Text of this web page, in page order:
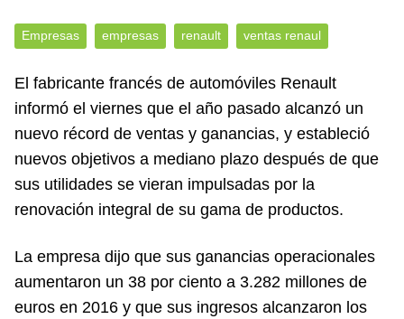
Empresas empresas renault ventas renaul
El fabricante francés de automóviles Renault
informó el viernes que el año pasado alcanzó un
nuevo récord de ventas y ganancias, y estableció
nuevos objetivos a mediano plazo después de que
sus utilidades se vieran impulsadas por la
renovación integral de su gama de productos.
La empresa dijo que sus ganancias operacionales
aumentaron un 38 por ciento a 3.282 millones de
euros en 2016 y que sus ingresos alcanzaron los